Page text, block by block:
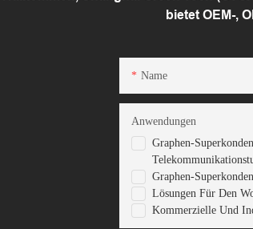
bietet OEM-,
Name
Graphen-
Graphen-
Lösungen Für Den
Kommerzielle Und
Anwendungen